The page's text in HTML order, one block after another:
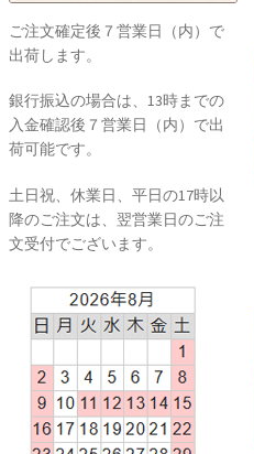
ご注文確定後７営業日（内）で
出荷します。
銀行振込の場合は、13時までの
入金確認後７営業日（内）で出
荷可能です。
土日祝、休業日、平日の17時以
降のご注文は、翌営業日のご注
文受付でございます。